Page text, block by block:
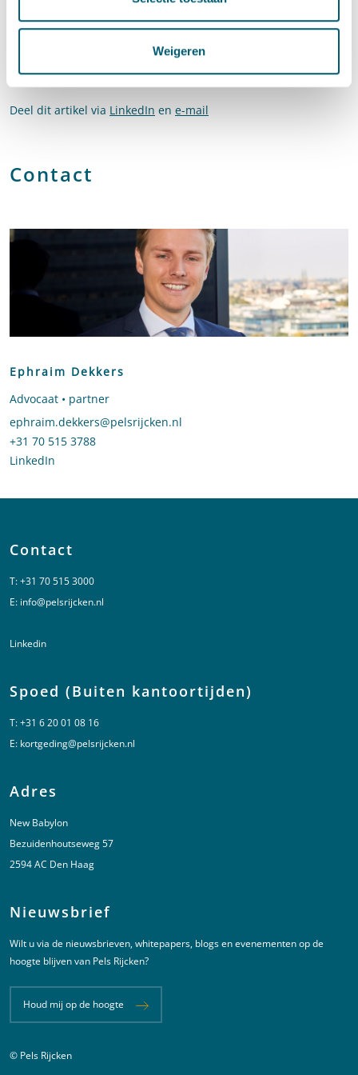
Weigeren
Kamerstuk 29 544, nr. 765
Deel dit artikel via LinkedIn en e-mail
Contact
Ephraim Dekkers
Advocaat • partner
Stuur een e-mail naar Ephraim Dekkers
ephraim.dekkers@pelsrijcken.nl
Bel naar Ephraim Dekkers
+31 70 515 3788
LinkedIn
Contact
T:+31 70 515 3000
E: info@pelsrijcken.nl
Linkedin
Spoed (Buiten kantoortijden)
T:+31 6 20 01 08 16
E: kortgeding@pelsrijcken.nl
Adres
New Babylon
Bezuidenhoutseweg 57
2594 AC Den Haag
Nieuwsbrief
Wilt u via de nieuwsbrieven, whitepapers, blogs en evenementen op de
hoogte blijven van Pels Rijcken?
Houd mij op de hoogte
© Pels Rijcken